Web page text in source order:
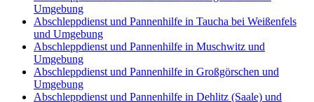
Umgebung
Abschleppdienst und Pannenhilfe in Taucha bei Weißenfels
und Umgebung
Abschleppdienst und Pannenhilfe in Muschwitz und
Umgebung
Abschleppdienst und Pannenhilfe in Großgörschen und
Umgebung
Abschleppdienst und Pannenhilfe in Dehlitz (Saale) und